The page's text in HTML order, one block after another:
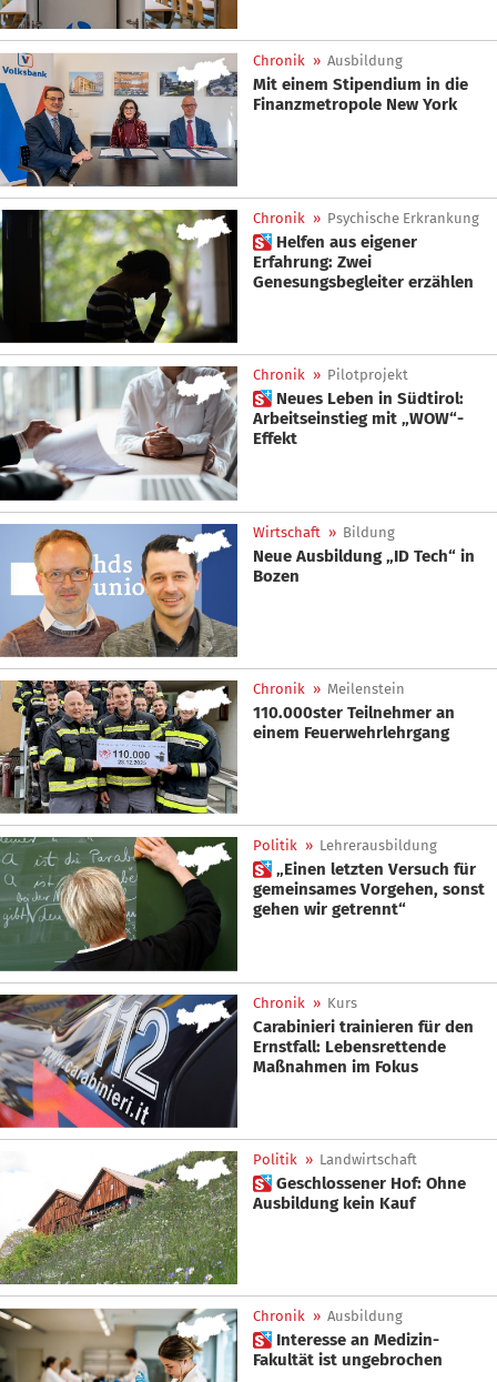
Chronik » Ausbildung
Mit einem Stipendium in die
Finanzmetropole New York
Chronik » Psychische Erkrankung
 Helfen aus eigener
Erfahrung: Zwei
Genesungsbegleiter erzählen
Chronik » Pilotprojekt
 Neues Leben in Südtirol:
Arbeitseinstieg mit „WOW“-
Effekt
Wirtschaft » Bildung
Neue Ausbildung „ID Tech“ in
Bozen
Chronik » Meilenstein
110.000ster Teilnehmer an
einem Feuerwehrlehrgang
Politik » Lehrerausbildung
 „Einen letzten Versuch für
gemeinsames Vorgehen, sonst
gehen wir getrennt“
Chronik » Kurs
Carabinieri trainieren für den
Ernstfall: Lebensrettende
Maßnahmen im Fokus
Politik » Landwirtschaft
 Geschlossener Hof: Ohne
Ausbildung kein Kauf
Chronik » Ausbildung
 Interesse an Medizin-
Fakultät ist ungebrochen